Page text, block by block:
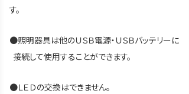
す。
●照明器具は他のＵＳＢ電源・ＵＳＢバッテリーに
接続して使用することができます。
●ＬＥＤの交換はできません。